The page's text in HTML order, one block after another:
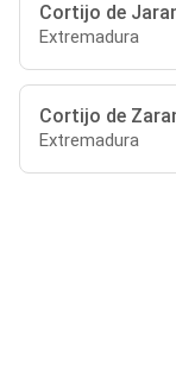
Cortijo de
Extremadura
Cortijo de
Extremadura